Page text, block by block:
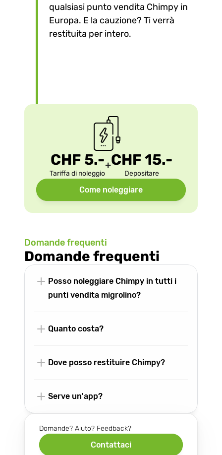
qualsiasi punto vendita Chimpy in
Europa. E la cauzione? Ti verrà
restituita per intero.
CHF 5.-
Tariffa di noleggio
+CHF 15.-
Depositare
Come noleggiare
Domande frequenti
Domande frequenti
Posso noleggiare Chimpy in tutti i
punti vendita migrolino?
Quanto costa?
Dove posso restituire Chimpy?
Serve un'app?
Domande? Aiuto? Feedback?
Contattaci